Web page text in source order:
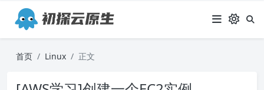
首页 Linux 正文